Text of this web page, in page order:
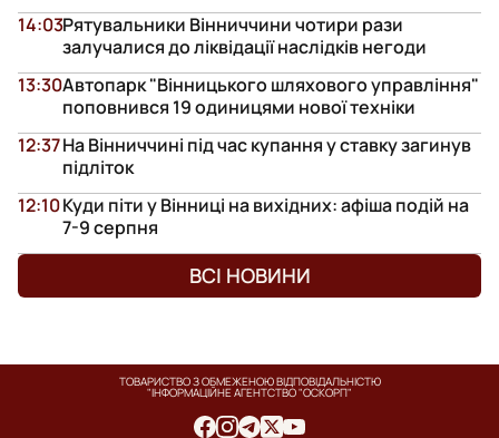
Рятувальники Вінниччини чотири рази
залучалися до ліквідації наслідків негоди
14:03
Автопарк "Вінницького шляхового управління"
поповнився 19 одиницями нової техніки
13:30
На Вінниччині під час купання у ставку загинув
підліток
12:37
Куди піти у Вінниці на вихідних: афіша подій на
7-9 серпня
12:10
ВСІ НОВИНИ
ТОВАРИСТВО З ОБМЕЖЕНОЮ ВІДПОВІДАЛЬНІСТЮ
"ІНФОРМАЦІЙНЕ АГЕНТСТВО "ОСКОРП"